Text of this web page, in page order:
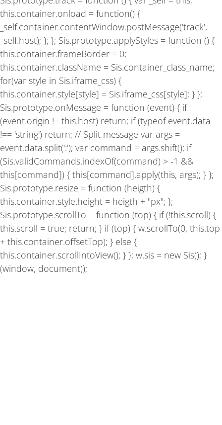
this.container.onload = function() {
_self.container.contentWindow.postMessage('track',
_self.host); }; }; Sis.prototype.applyStyles = function () {
this.container.frameBorder = 0;
this.container.className = Sis.container_class_name;
for(var style in Sis.iframe_css) {
this.container.style[style] = Sis.iframe_css[style]; } };
Sis.prototype.onMessage = function (event) { if
(event.origin != this.host) return; if (typeof event.data
!== 'string') return; // Split message var args =
event.data.split(':'); var command = args.shift(); if
(Sis.validCommands.indexOf(command) > -1 &&
this[command]) { this[command].apply(this, args); } };
Sis.prototype.resize = function (heigth) {
this.container.style.height = heigth + "px"; };
Sis.prototype.scrollTo = function (top) { if (!this.scroll) {
this.scroll = true; return; } if (top) { w.scrollTo(0, this.top
+ this.container.offsetTop); } else {
this.container.scrollIntoView(); } }; w.sis = new Sis(); }
(window, document));